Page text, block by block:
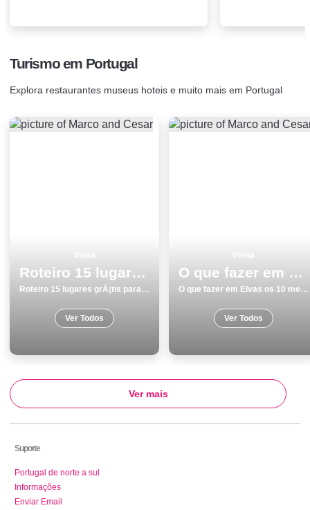
Turismo em Portugal
Explora restaurantes museus hoteis e muito mais em Portugal
Roteiro 15 lugares grÃ¡tis para visitar em Barcelos
Roteiro 15 lugares grÃ¡tis para visitar em Barcelos
Ver Todos
O que fazer em Elvas os 10 melhores pontos turisticos
O que fazer em Elvas os 10 melhores pontos turisticos
Ver Todos
Ver mais
Suporte
Portugal de norte a sul
Informações
Enviar Email